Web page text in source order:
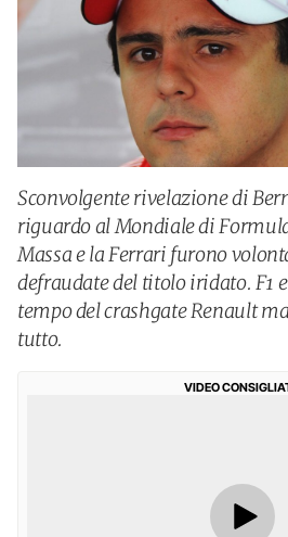
Sconvolgente rivelazione di
riguardo al Mondiale di
Massa e la Ferrari furono
defraudate del titolo iridato. F1
tempo del crashgate Renault
tutto.
VIDEO